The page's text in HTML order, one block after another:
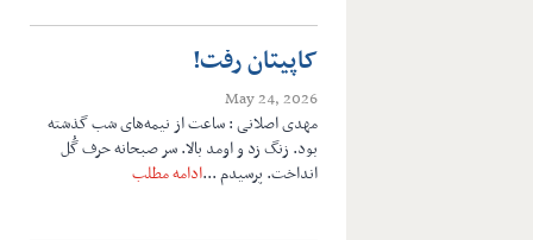
کاپیتان رفت!
May 24, 2026
مهدی اصلانی : ساعت از نیمه‌های شب گذشته
بود. زنگ زد و اومد بالا. سر صبحانه حرف گُل
انداخت. پرسیدم ...ادامه مطلب